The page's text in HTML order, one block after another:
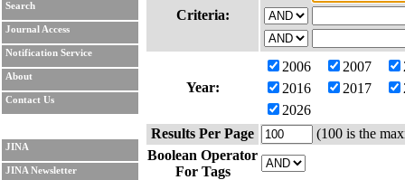
Search
Journal Access
Notification Service
About
Contact Us
JINA
JINA Newsletter
Criteria:
Year:
2006 2007
2016
2017
2026
Results Per Page
(100 is the
Boolean Operator
For Tags